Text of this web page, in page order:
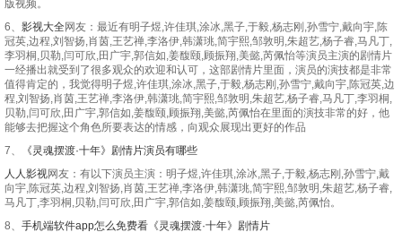
版视频。
6、 影视大全网友：最近有明子煜,许佳琪,涂冰,黑子,于毅,杨志刚,孙雪宁,戴向宇,陈
冠英,边程,刘智扬,肖茵,王艺禅,李洛伊,韩潇珧,简宇熙,邹敦明,朱超艺,杨子睿,马凡丁,
李羽桐,贝勒,闫可欣,田广宇,郭信如,姜馥颐,顾振翔,美懿,芮佩怡等演员主演的剧情片
一经播出就受到了很多观众的欢迎和认可，这部剧情片里面，演员的演技都是非常
值得肯定的，我觉得明子煜,许佳琪,涂冰,黑子,于毅,杨志刚,孙雪宁,戴向宇,陈冠英,边
程,刘智扬,肖茵,王艺禅,李洛伊,韩潇珧,简宇熙,邹敦明,朱超艺,杨子睿,马凡丁,李羽桐,
贝勒,闫可欣,田广宇,郭信如,姜馥颐,顾振翔,美懿,芮佩怡在里面的演技非常的好，他
能够去把握这个角色所要表达的情感，向观众展现出更好的作品
7、
《灵魂摆渡·十年》剧情片演员有哪些
人人影视网友：有以下演员主演：明子煜,许佳琪,涂冰,黑子,于毅,杨志刚,孙雪宁,戴
向宇,陈冠英,边程,刘智扬,肖茵,王艺禅,李洛伊,韩潇珧,简宇熙,邹敦明,朱超艺,杨子睿,
马凡丁,李羽桐,贝勒,闫可欣,田广宇,郭信如,姜馥颐,顾振翔,美懿,芮佩怡。
8、 手机端软件app怎么免费看《灵魂摆渡·十年》剧情片